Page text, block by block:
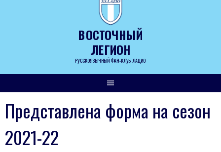
ВОСТОЧНЫЙ
ЛЕГИОН
РУССКОЯЗЫЧНЫЙ ФАН-КЛУБ ЛАЦИО
Представлена форма на сезон
2021-22